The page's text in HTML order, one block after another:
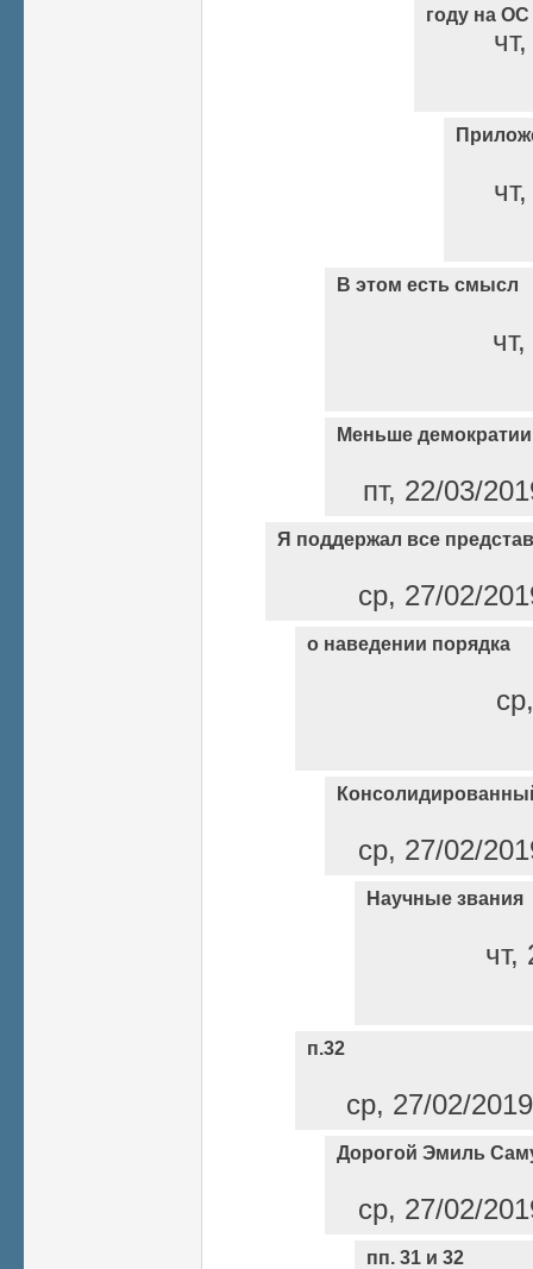
году на
В этом есть смысл
Меньше
пт, 22/03/
Я поддержал все
ср, 27/02/
о наведении порядка
ср, 27/02/
Научные звания
чт,
п.32
ср, 27/02/
Дорогой Эмиль
ср, 27/02/
пп. 31 и 32